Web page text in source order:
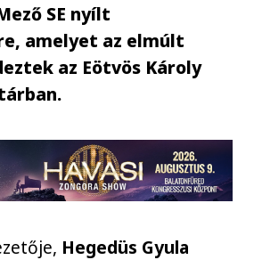
SE nyílt
amelyet az elmúlt
az Eötvös Károly
Hegedüs Gyula